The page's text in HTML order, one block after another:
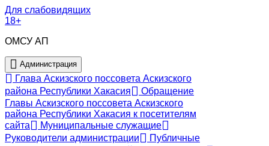
Для слабовидящих
18+
ОМСУ АП
Администрация
Глава Аскизского поссовета Аскизского
района Республики Хакасия
Обращение
Главы Аскизского поссовета Аскизского
района Республики Хакасия к посетителям
сайта
Муниципальные служащие
Руководители администрации
Публичные